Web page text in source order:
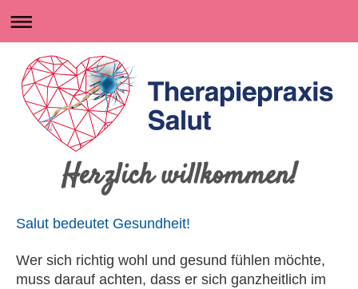
Herzlich willkommen!
Salut bedeutet Gesundheit!
Wer sich richtig wohl und gesund fühlen möchte,
muss darauf achten, dass er sich ganzheitlich im